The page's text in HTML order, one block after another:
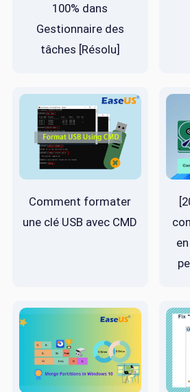
100% dans
Gestionnaire des
tâches [Résolu]
Comment formater
une clé USB avec CMD